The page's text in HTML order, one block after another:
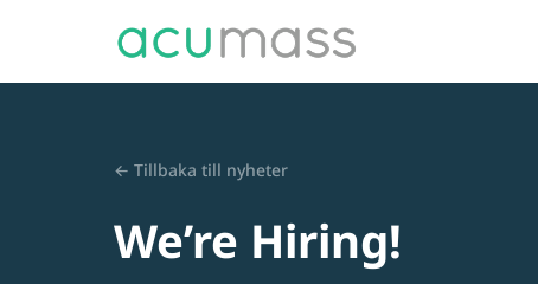
← Tillbaka till nyheter
We’re Hiring!